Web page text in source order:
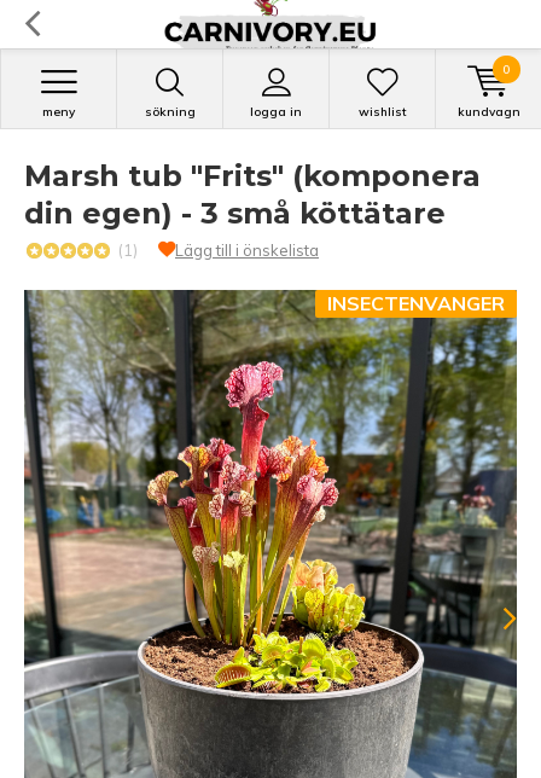
sökning logga in
meny wishlist kundvagn
0
Marsh tub "Frits" (komponera
din egen) - 3 små köttätare
(1) Lägg till i önskelista
INSECTENVANGER